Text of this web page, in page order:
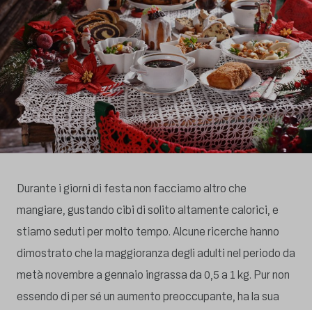
Durante i giorni di festa non facciamo altro che
mangiare, gustando cibi di solito altamente calorici, e
stiamo seduti per molto tempo. Alcune ricerche hanno
dimostrato che la maggioranza degli adulti nel periodo da
metà novembre a gennaio ingrassa da 0,5 a 1 kg. Pur non
essendo di per sé un aumento preoccupante, ha la sua